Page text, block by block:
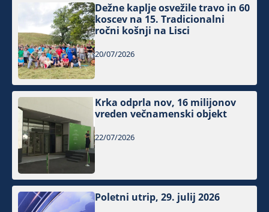
Dežne kaplje osvežile travo in 60
koscev na 15. Tradicionalni
ročni košnji na Lisci
20/07/2026
Krka odprla nov, 16 milijonov
vreden večnamenski objekt
22/07/2026
Poletni utrip, 29. julij 2026